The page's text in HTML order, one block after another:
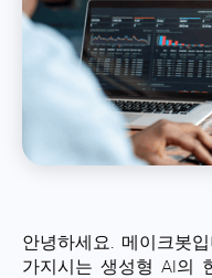
안녕하세요. 메이크봇
가지시는 생성형 AI의